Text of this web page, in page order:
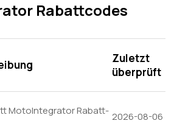
Rabattcodes
Zuletzt
überprüft
MotoIntegrator Rabatt- 2026-08-06